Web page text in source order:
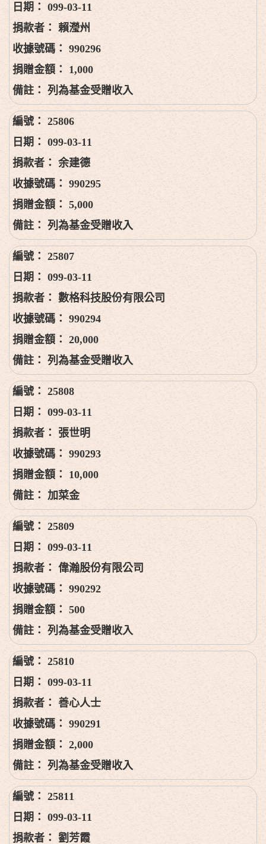
099-03-11
賴瀅州
990296
1,000
列為基金受贈收入
25806
099-03-11
余建德
990295
5,000
列為基金受贈收入
25807
099-03-11
數格科技股份有限公司
990294
20,000
列為基金受贈收入
25808
099-03-11
張世明
990293
10,000
加菜金
25809
099-03-11
偉瀚股份有限公司
990292
500
列為基金受贈收入
25810
099-03-11
善心人士
990291
2,000
列為基金受贈收入
25811
099-03-11
劉芳霞